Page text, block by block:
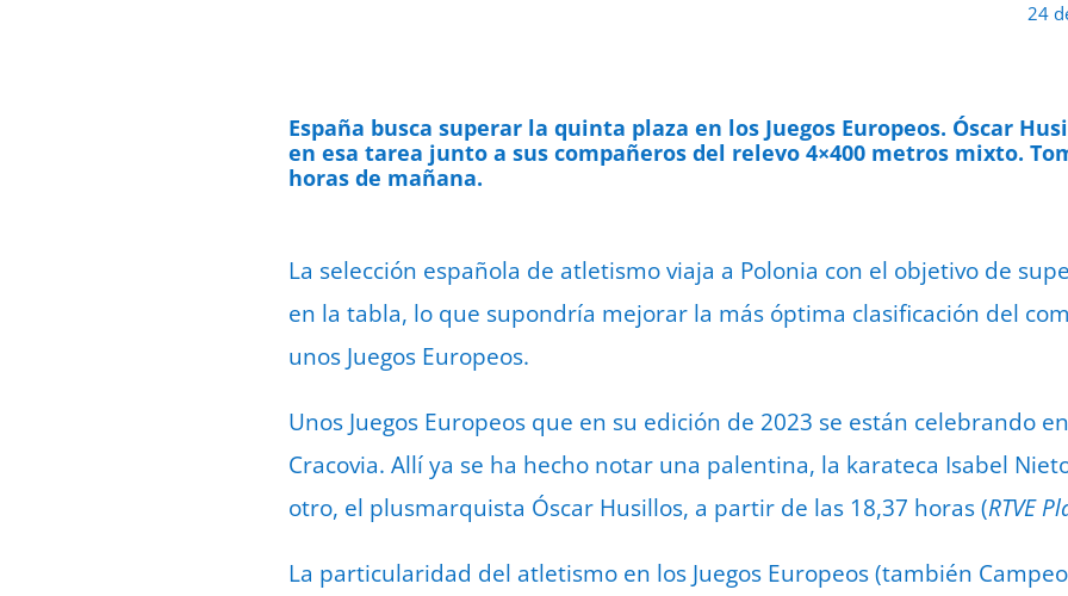
24
España busca superar la quinta plaza en los Juegos Europeos. Óscar
en esa tarea junto a sus compañeros del relevo 4×400 metros mixto.
horas de mañana.
La selección española de atletismo viaja a Polonia con el objetivo de
en la tabla, lo que supondría mejorar la más óptima clasificación del
unos Juegos Europeos.
Unos Juegos Europeos que en su edición de 2023 se están celebrando
Cracovia. Allí ya se ha hecho notar una palentina, la karateca Isabel
otro, el plusmarquista Óscar Husillos, a partir de las 18,37 horas (RTVE
La particularidad del atletismo en los Juegos Europeos (también